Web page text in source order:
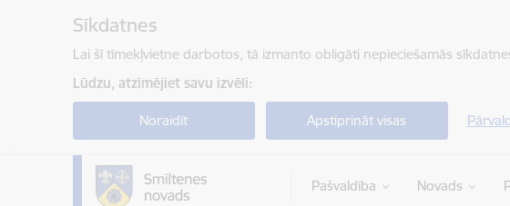
Sīkdatnes
Lai šī tīmekļvietne darbotos, tā izmanto obligāti nepieciešamās
Lūdzu, atzīmējiet savu izvēli:
Noraidīt Apstiprināt visas
Pašvaldība Novads